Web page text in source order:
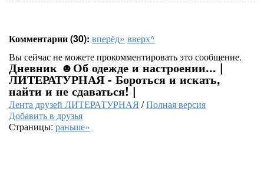
Комментарии (30): вперёд» вверх^
Вы сейчас не можете прокомментировать это сообщение.
Дневник ☻Об одежде и настроении... |
ЛИТЕРАТУРНАЯ - Бороться и искать,
найти и не сдаваться! |
Лента друзей ЛИТЕРАТУРНАЯ /Полная версия
Добавить в друзья
Страницы: раньше»